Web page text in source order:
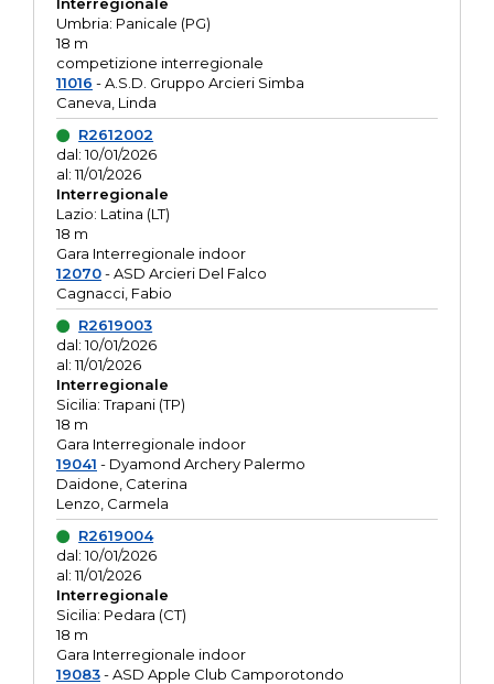
Umbria: Panicale (PG)
18 m
competizione interregionale
11016 - A.S.D. Gruppo Arcieri Simba
Caneva, Linda
R2612002
dal: 10/01/2026
al: 11/01/2026
Interregionale
Lazio: Latina (LT)
18 m
Gara Interregionale indoor
12070- ASD Arcieri Del Falco
Cagnacci, Fabio
R2619003
dal: 10/01/2026
al: 11/01/2026
Interregionale
Sicilia: Trapani (TP)
18 m
Gara Interregionale indoor
19041 - Dyamond Archery Palermo
Daidone, Caterina
Lenzo, Carmela
R2619004
dal: 10/01/2026
al: 11/01/2026
Interregionale
Sicilia: Pedara (CT)
18 m
Gara Interregionale indoor
19083- ASD Apple Club Camporotondo